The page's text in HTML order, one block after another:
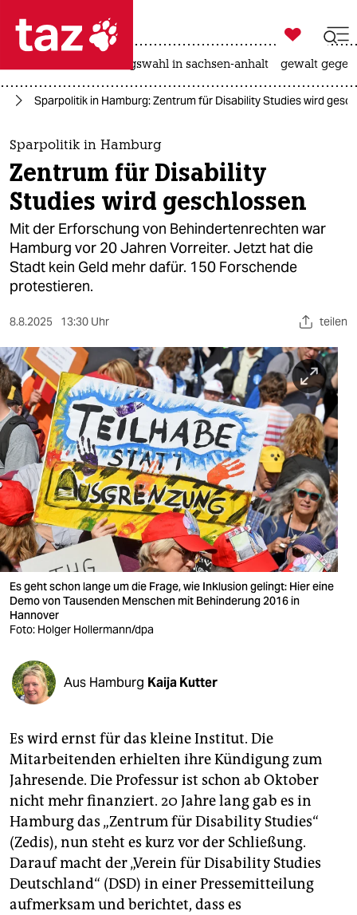
 taz zahl ich
taz zahl ich
themen
politik
öko
gesellschaft
kultur
sport
berlin
nord
wahrheit
verlag
verlag
veranstaltungen
shop
fragen & hilfe
unterstützen
genossenschaft

taz zahl ich
landtagswahl in sachsen-anhalt gewalt
Sparpolitik in Hamburg: Zentrum für Disability Studies wird
Sparpolitik in Hamburg
Zentrum für Disability
Studies wird geschlossen
Mit der Erforschung von Behindertenrechten war
Hamburg vor 20 Jahren Vorreiter. Jetzt hat die
Stadt kein Geld mehr dafür. 150 Forschende
protestieren.
8.8.2025 13:30 Uhr teilen
Es geht schon lange um die Frage, wie Inklusion gelingt: Hier eine
Demo von Tausenden Menschen mit Behinderung 2016 in
Hannover
Foto: Holger Hollermann/dpa
Aus Hamburg Kaija Kutter
Es wird ernst für das kleine Institut. Die
Mitarbeitenden erhielten ihre Kündigung zum
Jahresende. Die Professur ist schon ab Oktober
nicht mehr finanziert. 20 Jahre lang gab es in
Hamburg das „Zentrum für Disability Studies“
(Zedis), nun steht es kurz vor der Schließung.
Darauf macht der „Verein für Disability Studies
Deutschland“ (DSD) in einer Pressemitteilung
aufmerksam und berichtet, dass es